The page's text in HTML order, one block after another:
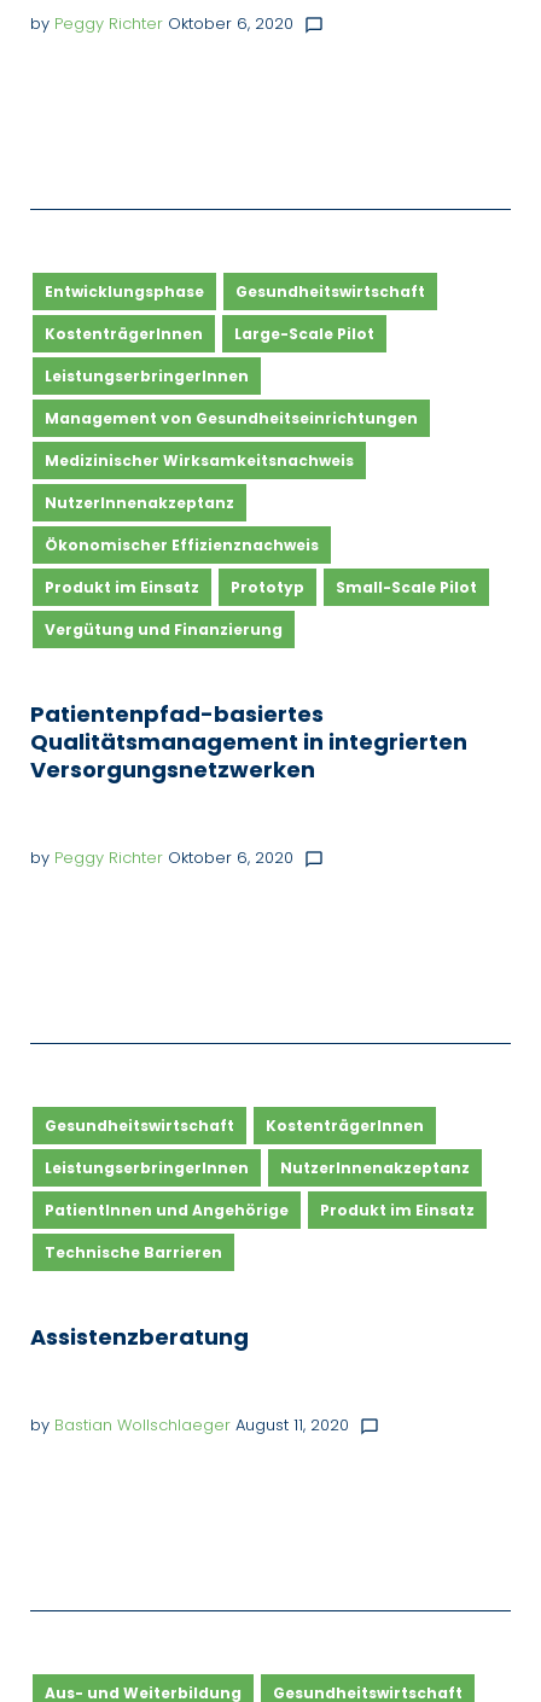
by Peggy Richter Oktober 6, 2020 chat_bubble_outline
Entwicklungsphase Gesundheitswirtschaft
KostenträgerInnen Large-Scale Pilot
LeistungserbringerInnen
Management von Gesundheitseinrichtungen
Medizinischer Wirksamkeitsnachweis
NutzerInnenakzeptanz
Ökonomischer Effizienznachweis
Produkt im Einsatz Prototyp Small-Scale Pilot
Vergütung und Finanzierung
Patientenpfad-basiertes
Qualitätsmanagement in integrierten
Versorgungsnetzwerken
by Peggy Richter Oktober 6, 2020 chat_bubble_outline
Gesundheitswirtschaft KostenträgerInnen
LeistungserbringerInnen NutzerInnenakzeptanz
PatientInnen und Angehörige Produkt im Einsatz
Technische Barrieren
Assistenzberatung
by Bastian Wollschlaeger August 11, 2020 chat_bubble_outline
Aus- und Weiterbildung Gesundheitswirtschaft